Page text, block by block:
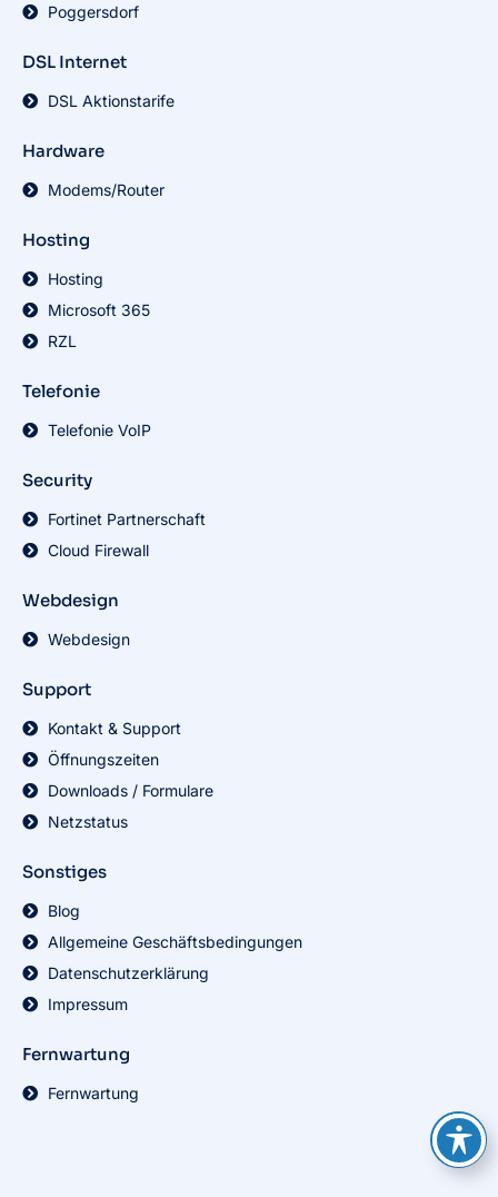
Poggersdorf
DSL Internet
DSL Aktionstarife
Hardware
Modems/Router
Hosting
Hosting
Microsoft 365
RZL
Telefonie
Telefonie VoIP
Security
Fortinet Partnerschaft
Cloud Firewall
Webdesign
Webdesign
Support
Kontakt & Support
Öffnungszeiten
Downloads / Formulare
Netzstatus
Sonstiges
Blog
Allgemeine Geschäftsbedingungen
Datenschutzerklärung
Impressum
Fernwartung
Fernwartung